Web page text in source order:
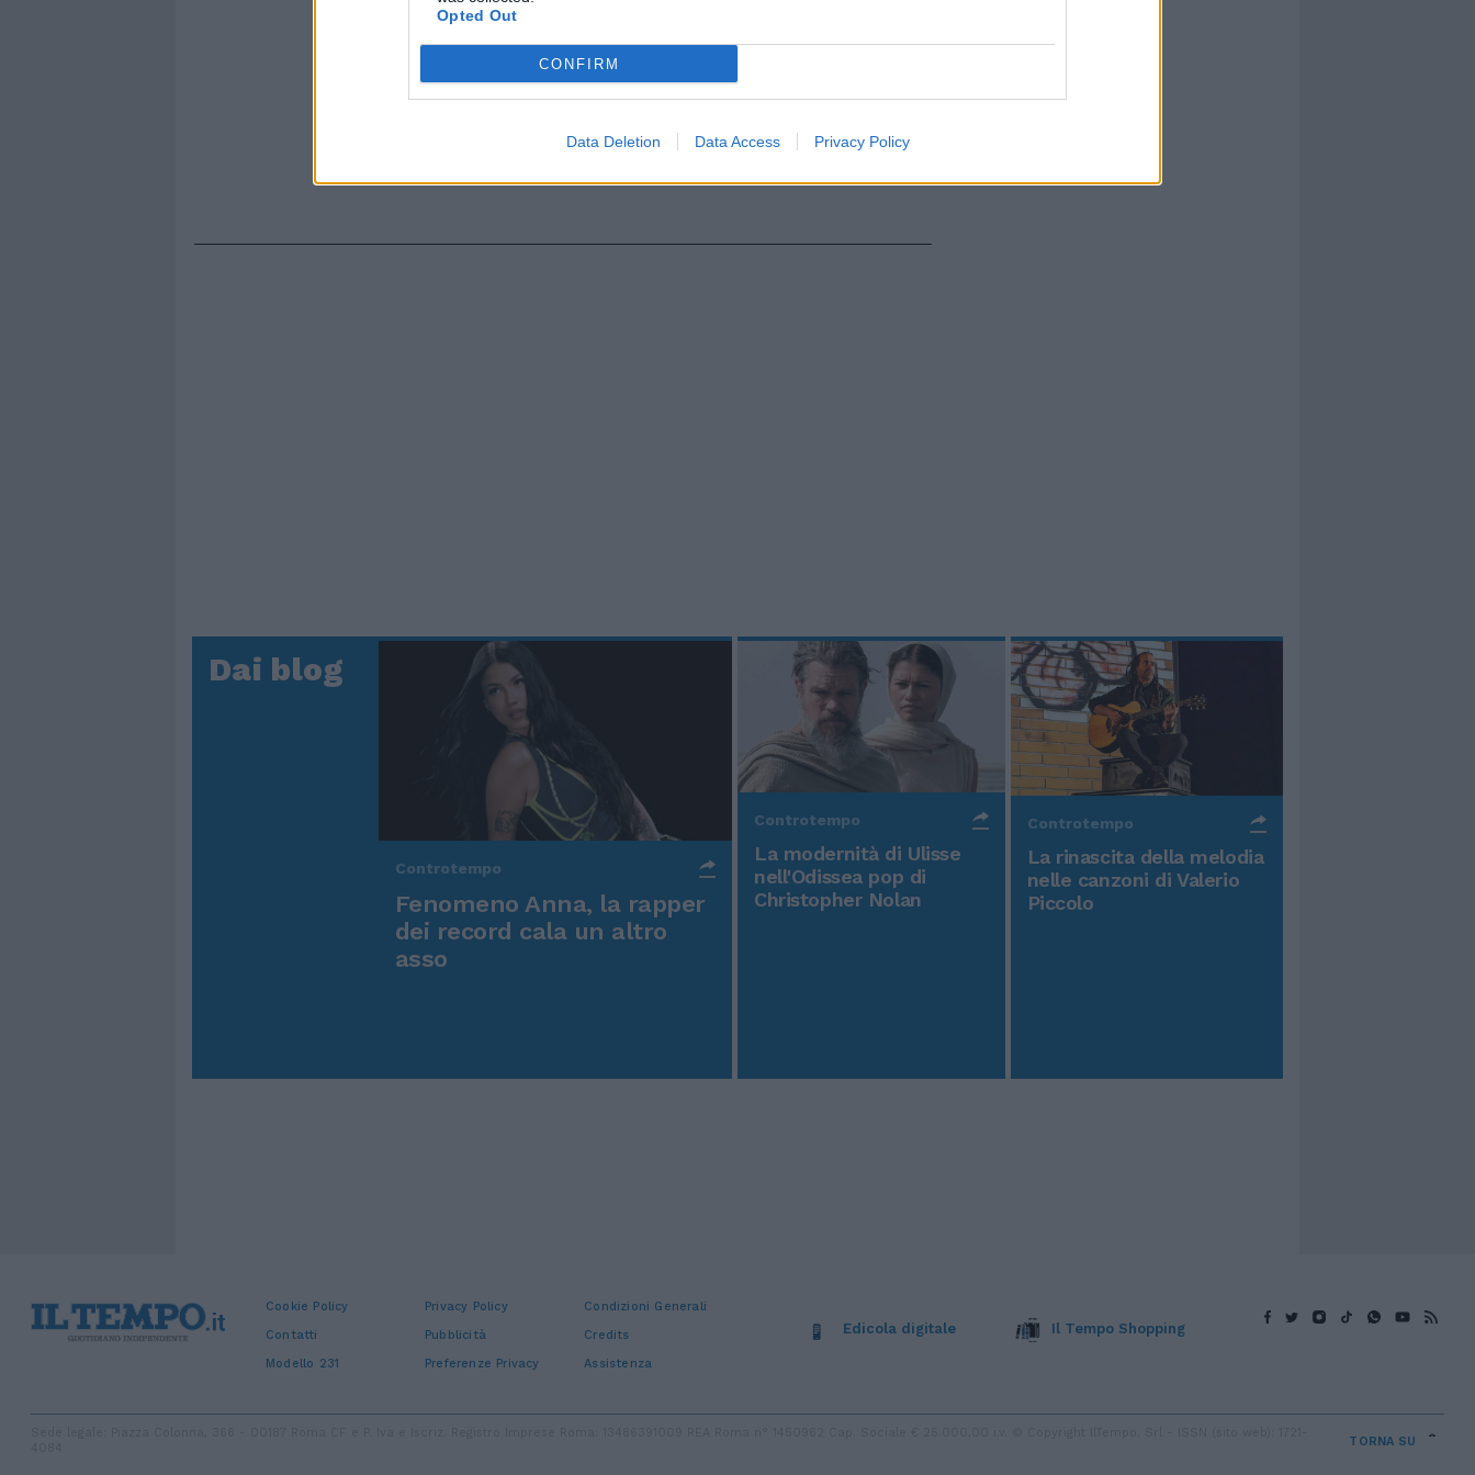
Opted Out
CONFIRM
Data Deletion Data Access Privacy Policy
Dai blog
Controtempo
Fenomeno Anna, la rapper
dei record cala un altro
asso
Controtempo
La modernità di Ulisse
nell'Odissea pop di
Christopher Nolan
Controtempo
La rinascita della melodia
nelle canzoni di Valerio
Piccolo
Cookie Policy Privacy Policy
Condizioni Generali
Contatti
Pubblicità
Credits
Modello 231
Preferenze Privacy Assistenza
Edicola digitale Il Tempo Shopping
TORNA SU